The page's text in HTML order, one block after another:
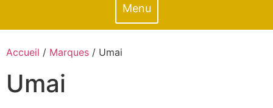
Menu
Accueil / Marques / Umai
Umai